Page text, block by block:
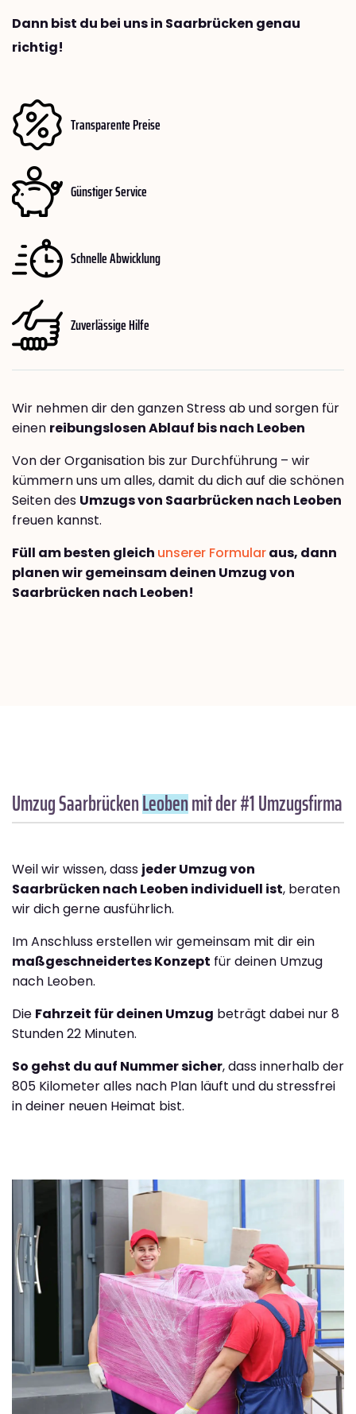
Dann bist du bei uns in Saarbrücken genau
richtig!
Transparente Preise
Günstiger Service
Schnelle Abwicklung
Zuverlässige Hilfe
Wir nehmen dir den ganzen Stress ab und sorgen für
einen reibungslosen Ablauf bis nach Leoben
Von der Organisation bis zur Durchführung – wir
kümmern uns um alles, damit du dich auf die schönen
Seiten des Umzugs von Saarbrücken nach Leoben
freuen kannst.
Füll am besten gleich unserer Formularaus, dann
planen wir gemeinsam deinen Umzug von
Saarbrücken nach Leoben!
Umzug SaarbrückenLeobenmit der #1 Umzugsfirma
Weil wir wissen, dass jeder Umzug von
Saarbrücken nach Leoben individuell ist, beraten
wir dich gerne ausführlich.
Im Anschluss erstellen wir gemeinsam mit dir ein
maßgeschneidertes Konzept für deinen Umzug
nach Leoben.
Die Fahrzeit für deinen Umzug beträgt dabei nur 8
Stunden 22 Minuten.
So gehst du auf Nummer sicher, dass innerhalb der
805 Kilometer alles nach Plan läuft und du stressfrei
in deiner neuen Heimat bist.